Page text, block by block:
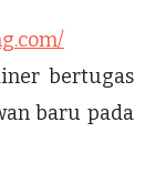
bertugas
baru pada